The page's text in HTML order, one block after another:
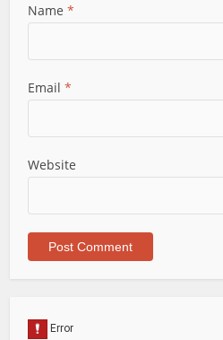
Name *
Email *
Website